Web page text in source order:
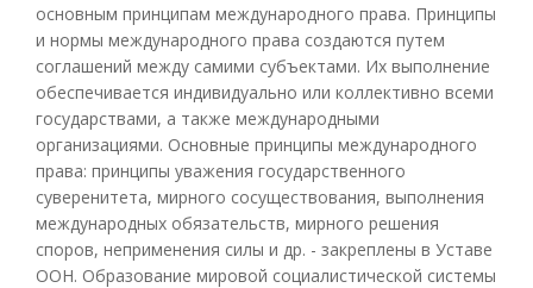
основным принципам международного права. Принципы
и нормы международного права создаются путем
соглашений между самими субъектами. Их выполнение
обеспечивается индивидуально или коллективно всеми
государствами, а также международными
организациями. Основные принципы международного
права: принципы уважения государственного
суверенитета, мирного сосуществования, выполнения
международных обязательств, мирного решения
споров, неприменения силы и др. - закреплены в Уставе
ООН. Образование мировой социалистической системы